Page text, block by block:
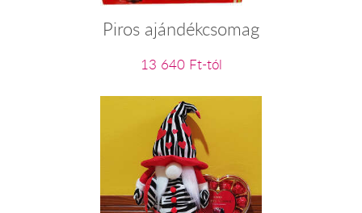
Piros ajándékcsomag
13 640 Ft-tól